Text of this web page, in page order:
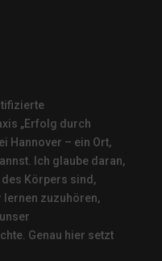
„Erfolg durch
Hannover – ein Ort,
Ich glaube daran,
des Körpers sind,
lernen zuzuhören,
Genau hier setzt